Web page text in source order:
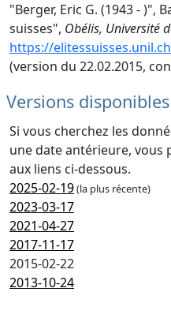
"Berger, Eric G. (1943 - )",
suisses", Obélis, Université
https://
(version du 22.02.2015,
Versions disponibles
Si vous cherchez les
une date antérieure, vous
aux liens ci-dessous.
2025-02-19(la plus récente)
2023-03-17
2021-04-27
2017-11-17
2015-02-22
2013-10-24